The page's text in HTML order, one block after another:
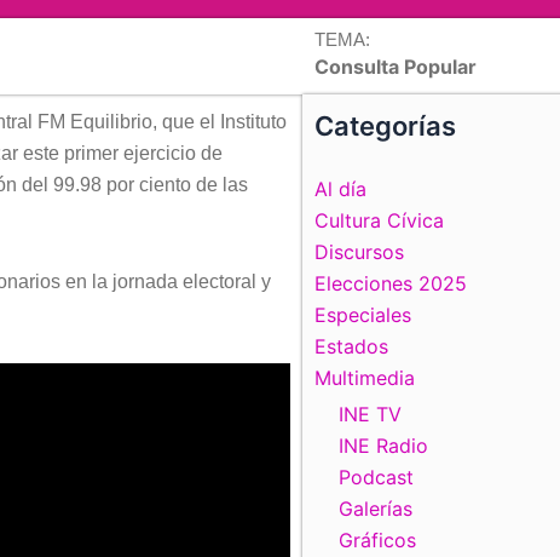
TEMA:
Consulta Popular
FM Equilibrio, que el Instituto
este primer ejercicio de
del 99.98 por ciento de las
en la jornada electoral y
Categorías
Al día
Cultura Cívica
Discursos
Elecciones 2025
Especiales
Estados
Multimedia
INE TV
INE Radio
Podcast
Galerías
Gráficos